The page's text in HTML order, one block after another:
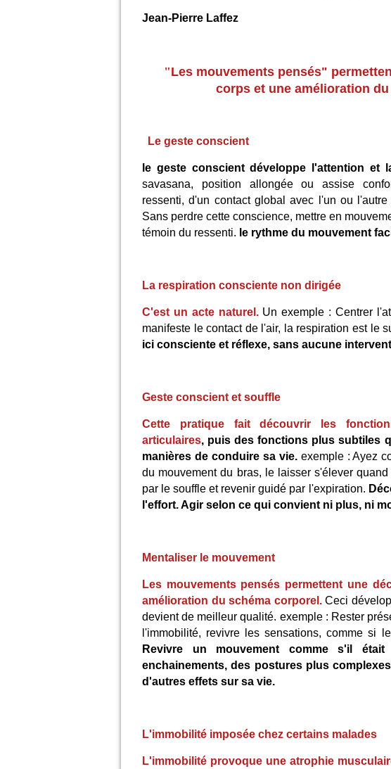
Jean-Pierre Laffez
"Les mouvements pensés"
corps et une amélioration
Le geste conscient
le geste conscient développe l'attention et
savasana, position allongée ou assise
ressenti, d'un contact global avec l'un ou
Sans perdre cette conscience, mettre en
témoin du ressenti. le rythme du mouvement
La respiration consciente non dirigée
C'est un acte naturel. Un exemple : Centrer
manifeste le contact de l'air, la respiration est le
ici consciente et réflexe, sans aucune
Geste conscient et souffle
Cette pratique fait découvrir les
articulaires, puis des fonctions plus subtiles
manières de conduire sa vie. exemple : Ayez
du mouvement du bras, le laisser s'élever
par le souffle et revenir guidé par l'expiration.
l'effort. Agir selon ce qui convient ni plus, ni
Mentaliser le mouvement
Les mouvements pensés permettent une
amélioration du schéma corporel. Ceci
devient de meilleur qualité. exemple : Rester
l'immobilité, revivre les sensations, comme si
Revivre un mouvement comme s'il
enchainements, des postures plus
d'autres effets sur sa vie.
L'immobilité imposée chez certains malades
L'immobilité provoque une atrophie